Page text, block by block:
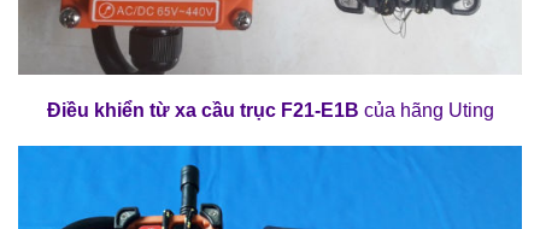
Điều khiển từ xa cầu trục F21-E1B của hãng Uting